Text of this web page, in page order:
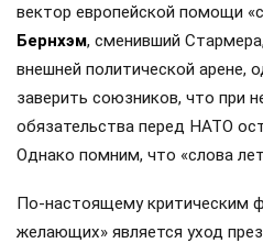
вектор европейской помощи
Бернхэм, сменивший
внешней политической арене,
заверить союзников, что при
обязательства перед НАТО
Однако помним, что «слова
По-настоящему критическим
желающих» является уход